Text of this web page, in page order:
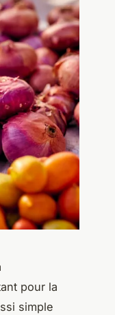
pour la
simple